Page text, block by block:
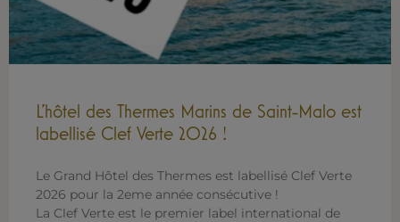
L’hôtel des Thermes Marins de Saint-Malo est
labellisé Clef Verte 2026 !
Le Grand Hôtel des Thermes est labellisé Clef Verte
2026 pour la 2eme année consécutive !
La Clef Verte est le premier label international de